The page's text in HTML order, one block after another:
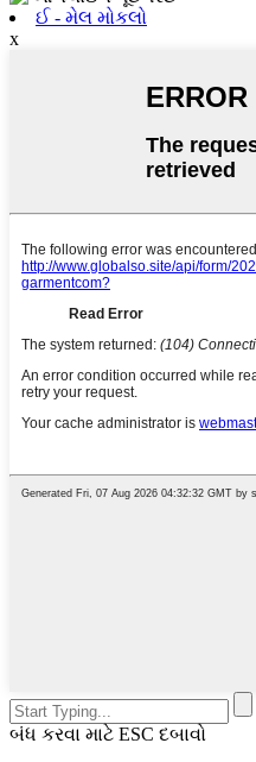
ઈ - મેલ મોકલો
x
બંધ કરવા માટે ESC દબાવો